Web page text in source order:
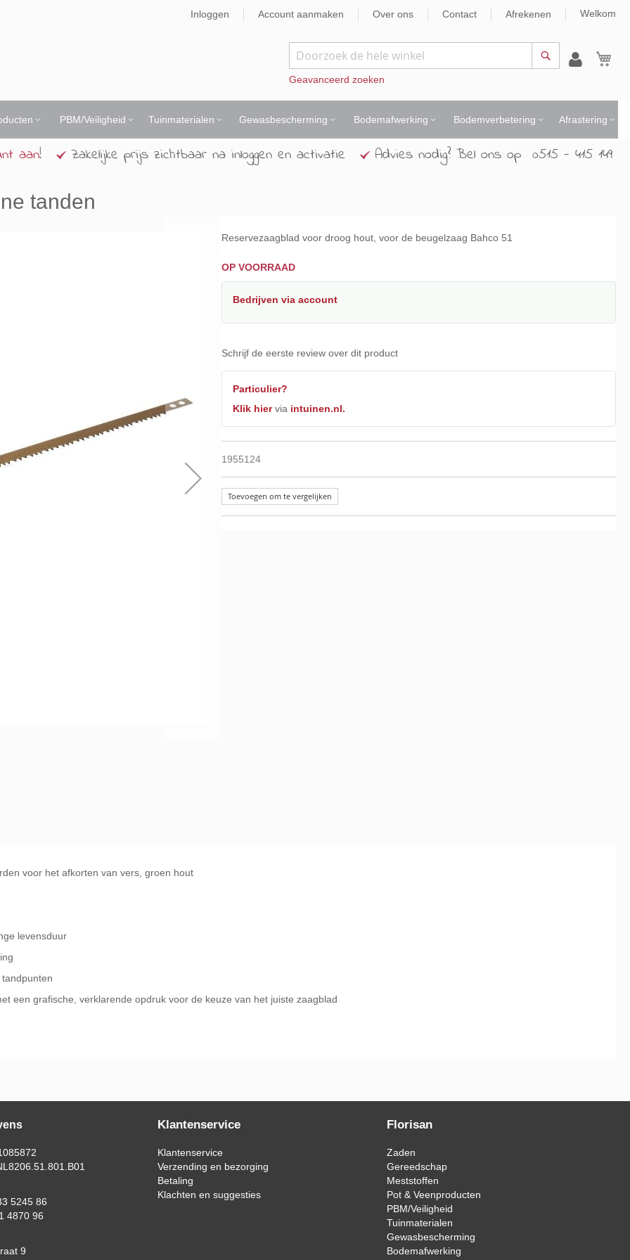
Inloggen Account aanmaken Over ons Contact Afrekenen Welkom
Zoek
Geavanceerd zoeken
PBM/Veiligheid Tuinmaterialen Gewasbescherming Bodemafwerking Bodemverbetering Afrastering
aan! Zakelijke prijs zichtbaar na inloggen en activatie Advies nodig? Bel ons op 0515 - 415 149
tanden
Reservezaagblad voor droog hout, voor de beugelzaag Bahco 51
OP VOORRAAD
Bedrijvenvia account
Schrijf de eerste review over dit product
Particulier?
Klik hiervia intuinen.nl.
1955124
Toevoegen om te vergelijken
voor het afkorten van vers, groen hout
levensduur
een grafische, verklarende opdruk voor de keuze van het juiste zaagblad
5245 86
4870 96
9
Klantenservice
Klantenservice
Verzending en bezorging
Betaling
Klachten en suggesties
Florisan
Zaden
Gereedschap
Meststoffen
Pot & Veenproducten
PBM/Veiligheid
Tuinmaterialen
Gewasbescherming
Bodemafwerking